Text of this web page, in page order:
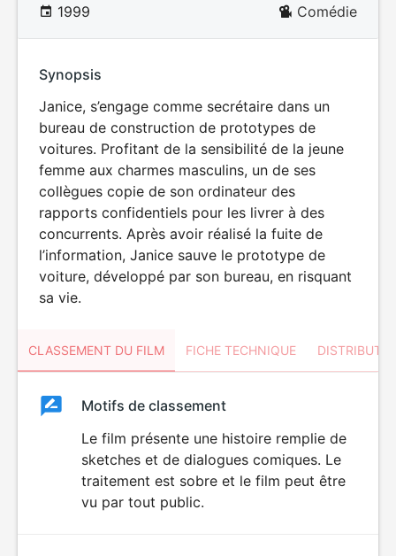
1999 Comédie
Synopsis
Janice, s’engage comme secrétaire dans un
bureau de construction de prototypes de
voitures. Profitant de la sensibilité de la jeune
femme aux charmes masculins, un de ses
collègues copie de son ordinateur des
rapports confidentiels pour les livrer à des
concurrents. Après avoir réalisé la fuite de
l’information, Janice sauve le prototype de
voiture, développé par son bureau, en risquant
sa vie.
CLASSEMENT DU FILM FICHE TECHNIQUE
ClassementClassement
Motifs de classement
Le film présente une histoire remplie de
sketches et de dialogues comiques. Le
traitement est sobre et le film peut être
vu par tout public.